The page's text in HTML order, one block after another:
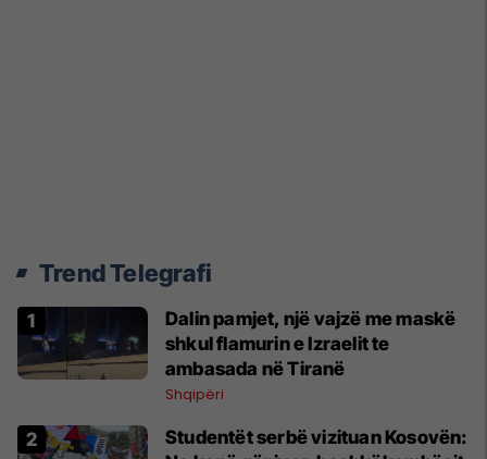
Trend Telegrafi
Dalin pamjet, një vajzë me maskë
shkul flamurin e Izraelit te
ambasada në Tiranë
Shqipëri
Studentët serbë vizituan Kosovën: